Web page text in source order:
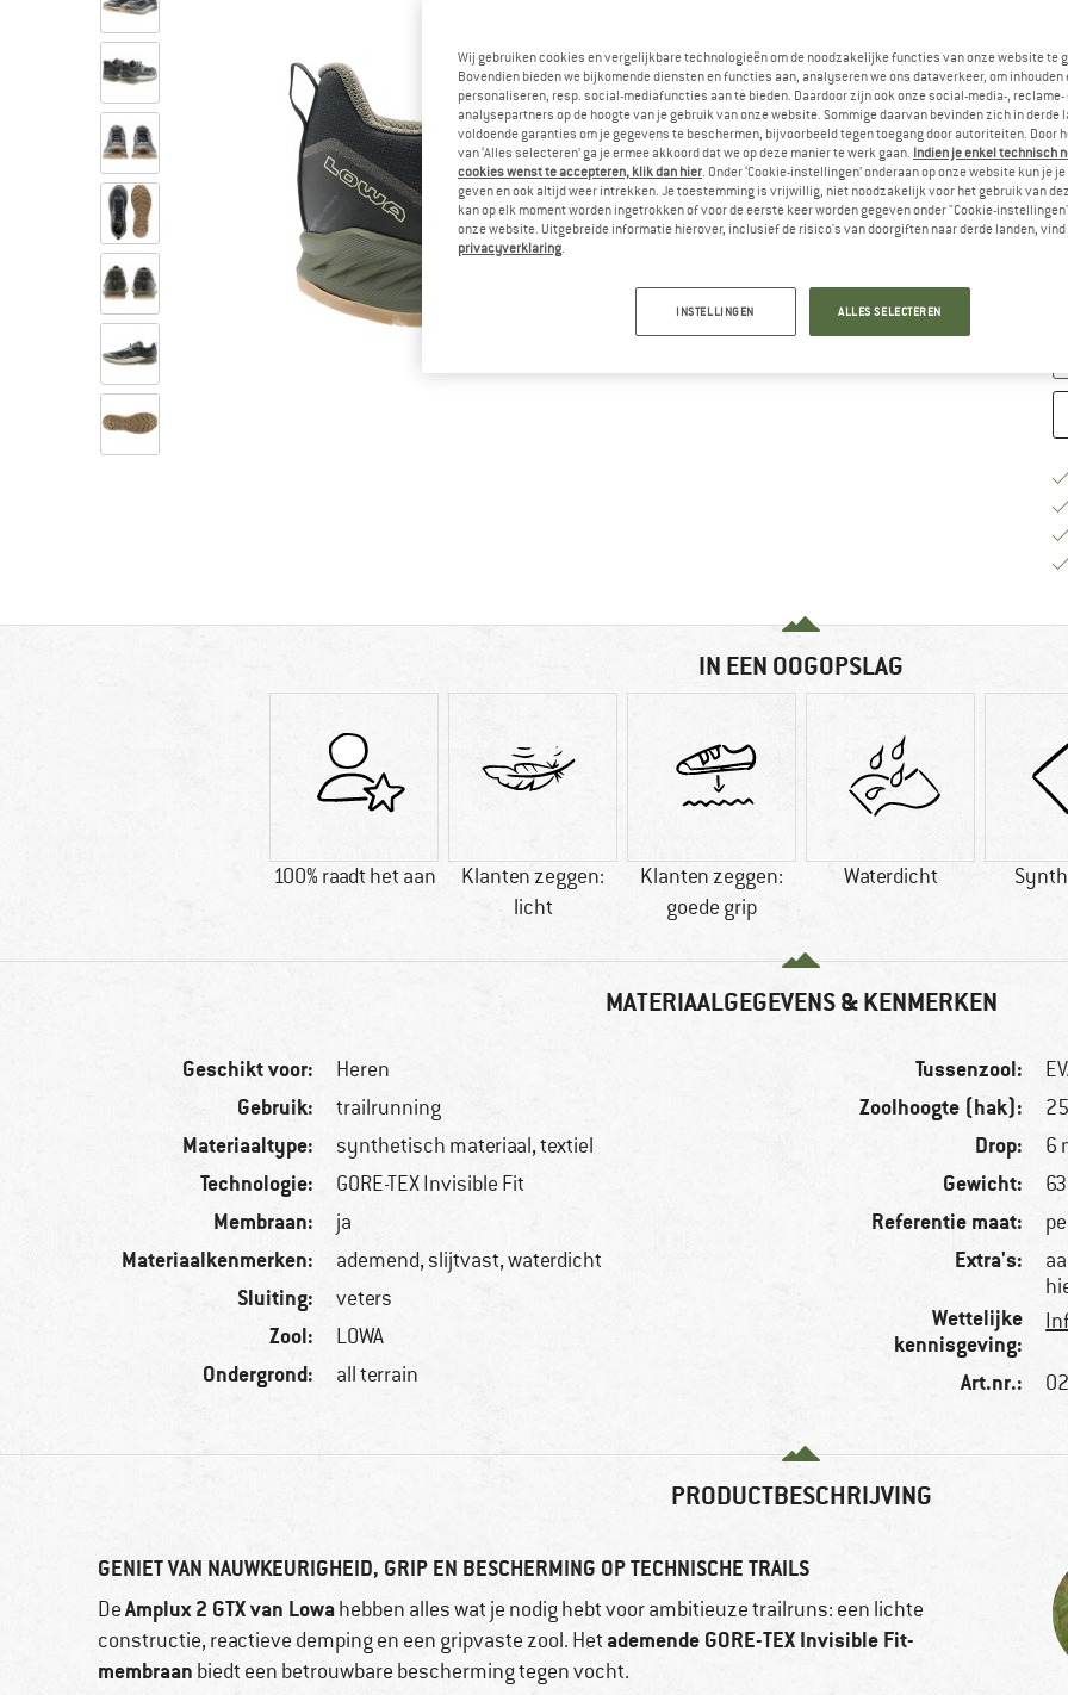
IN EEN OOGOPSLAG
100% raadt het aan
Klanten zeggen:
licht
Klanten zeggen:
goede grip
Waterdicht
MATERIAALGEGEVENS & KENMERKEN
Geschikt voor: Heren
Gebruik: trailrunning
Materiaaltype: synthetisch materiaal, textiel
Technologie: GORE-TEX Invisible Fit
Membraan: ja
Materiaalkenmerken: ademend, slijtvast, waterdicht
Sluiting: veters
Zool: LOWA
Ondergrond: all terrain
Tussenzool:
Zoolhoogte (hak):
Drop: 6
Gewicht:
Referentie maat:
Extra's:
Wettelijke
kennisgeving:
Art.nr.:
PRODUCTBESCHRIJVING
GENIET VAN NAUWKEURIGHEID, GRIP EN BESCHERMING OP TECHNISCHE TRAILS
DeAmplux 2 GTX van Lowahebben alles wat je nodig hebt voor ambitieuze trailruns: een lichte
constructie, reactieve demping en een gripvaste zool. Het ademende GORE-TEX Invisible Fit-
membraan biedt een betrouwbare bescherming tegen vocht.
Wij gebruiken cookies en vergelijkbare technologieën om de noodzakelijke functies van onze website te
Bovendien bieden we bijkomende diensten en functies aan, analyseren we ons dataverkeer, om inhouden
personaliseren, resp. social-mediafuncties aan te bieden. Daardoor zijn ook onze social-media-, reclame-
analysepartners op de hoogte van je gebruik van onze website. Sommige daarvan bevinden zich in derde
voldoende garanties om je gegevens te beschermen, bijvoorbeeld tegen toegang door autoriteiten. Door
van ‘Alles selecteren’ ga je ermee akkoord dat we op deze manier te werk gaan. Indien je enkel technisch
cookies wenst te accepteren, klik dan hier. Onder ‘Cookie-instellingen’ onderaan op onze website kun je
geven en ook altijd weer intrekken. Je toestemming is vrijwillig, niet noodzakelijk voor het gebruik van
kan op elk moment worden ingetrokken of voor de eerste keer worden gegeven onder "Cookie-
onze website. Uitgebreide informatie hierover, inclusief de risico's van doorgiften naar derde landen, vind
privacyverklaring.
INSTELLINGEN ALLES SELECTEREN